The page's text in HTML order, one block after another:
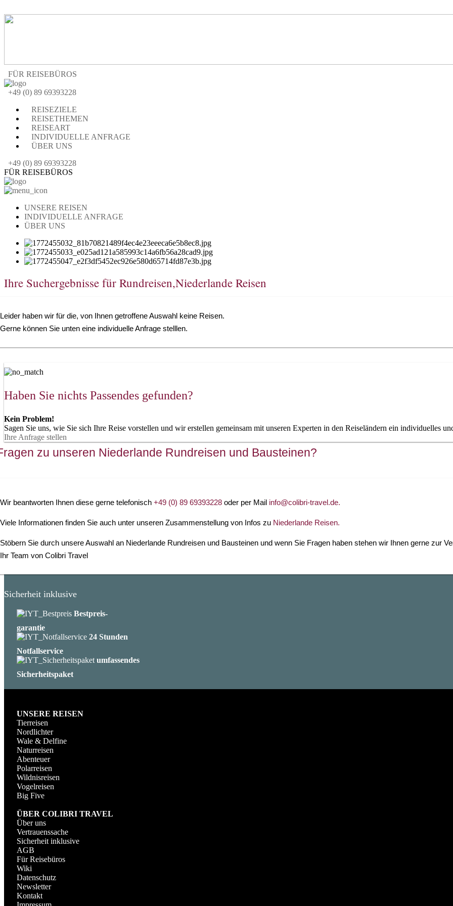
FÜR REISEBÜROS
+49 (0) 89 69393228
REISEZIELE
REISETHEMEN
REISEART
INDIVIDUELLE ANFRAGE
ÜBER UNS
+49 (0) 89 69393228
FÜR REISEBÜROS
UNSERE REISEN
INDIVIDUELLE ANFRAGE
ÜBER UNS
Ihre Suchergebnisse für Rundreisen,Niederlande Reisen
Leider haben wir für die, von Ihnen getroffene Auswahl keine Reisen.
Gerne können Sie unten eine individuelle Anfrage stelllen.
Haben Sie nichts Passendes gefunden?
Kein Problem!
Sagen Sie uns, wie Sie sich Ihre Reise vorstellen und wir erstellen gemeinsam mit unseren Experten in den Reiseländern ein individuelles
Ihre Anfrage stellen
zu unseren Niederlande Rundreisen und Bausteinen?
Wir beantworten Ihnen diese gerne telefonisch +49 (0) 89 69393228 oder per Mail info@colibri-travel.de.
Viele Informationen finden Sie auch unter unseren Zusammenstellung von Infos zu Niederlande Reisen.
Stöbern Sie durch unsere Auswahl an Niederlande Rundreisen und Bausteinen und wenn Sie Fragen haben stehen wir Ihnen gerne zur
Ihr Team von Colibri Travel
Sicherheit inklusive
Bestpreis-
garantie
24 Stunden
Notfallservice
umfassendes
Sicherheitspaket
UNSERE REISEN
Tierreisen
Nordlichter
Wale & Delfine
Naturreisen
Abenteuer
Polarreisen
Wildnisreisen
Vogelreisen
Big Five
ÜBER COLIBRI TRAVEL
Über uns
Vertrauenssache
Sicherheit inklusive
AGB
Für Reisebüros
Wiki
Datenschutz
Newsletter
Kontakt